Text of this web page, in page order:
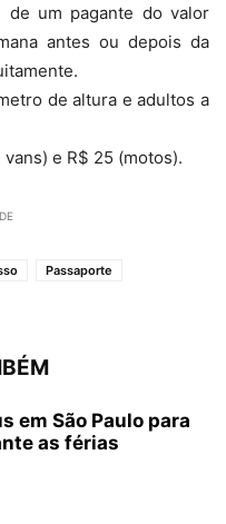
de um pagante do valor
antes ou depois da
de altura e adultos a
e R$ 25 (motos).
Passaporte
em São Paulo para
as férias